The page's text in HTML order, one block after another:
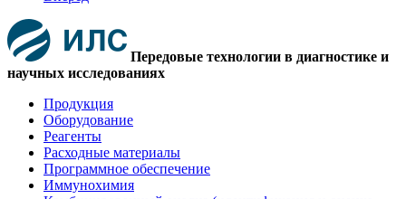
Передовые технологии в диагностике и
научных исследованиях
Продукция
Оборудование
Реагенты
Расходные материалы
Программное обеспечение
Иммунохимия